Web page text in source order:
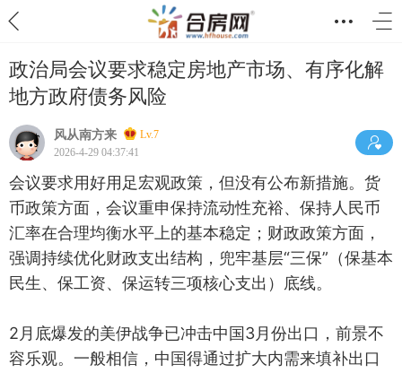
政治局会议要求稳定房地产市场、有序化解
地方政府债务风险
风从南方来
Lv.7
2026-4-29 04:37:41
会议要求用好用足宏观政策，但没有公布新措施。货
币政策方面，会议重申保持流动性充裕、保持人民币
汇率在合理均衡水平上的基本稳定；财政政策方面，
强调持续优化财政支出结构，兜牢基层“三保”（保基本
民生、保工资、保运转三项核心支出）底线。
2月底爆发的美伊战争已冲击中国3月份出口，前景不
容乐观。一般相信，中国得通过扩大内需来填补出口